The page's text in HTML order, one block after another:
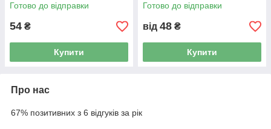
Готово до відправки
54 ₴
Купити
Готово до відправки
від 48 ₴
Купити
Про нас
67% позитивних з 6 відгуків за рік